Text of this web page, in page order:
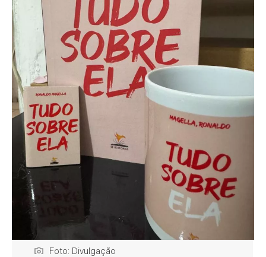
Foto: Divulgação